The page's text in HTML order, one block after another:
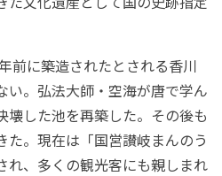
前に築造されたとされる香川
い。弘法大師・空海が唐で学ん
壊した池を再築した。その後も
た。現在は「国営讃岐まんのう
れ、多くの観光客にも親しまれ